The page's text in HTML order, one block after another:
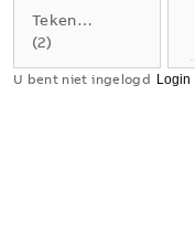
Tekening
(2)
U bent niet ingelogd